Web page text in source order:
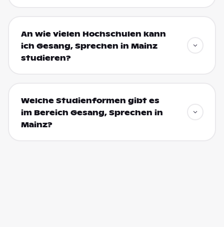
An wie vielen Hochschulen kann
ich Gesang, Sprechen in Mainz
studieren?
Welche Studienformen gibt es
im Bereich Gesang, Sprechen in
Mainz?